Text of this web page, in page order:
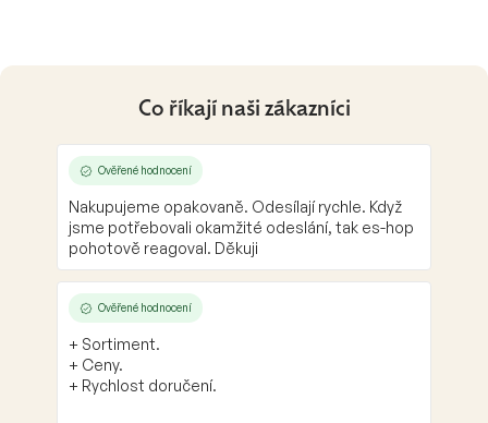
Co říkají naši zákazníci
Ověřené hodnocení
Nakupujeme opakovaně. Odesílají rychle. Když
jsme potřebovali okamžité odeslání, tak es-hop
pohotově reagoval. Děkuji
Ověřené hodnocení
+ Sortiment.
+ Ceny.
+ Rychlost doručení.